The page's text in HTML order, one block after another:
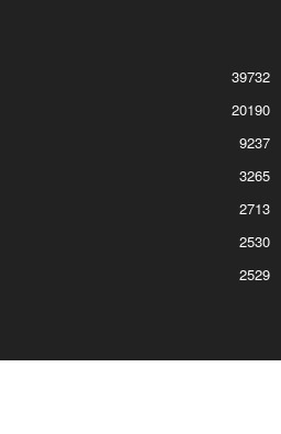
39732
20190
9237
3265
2713
2530
2529